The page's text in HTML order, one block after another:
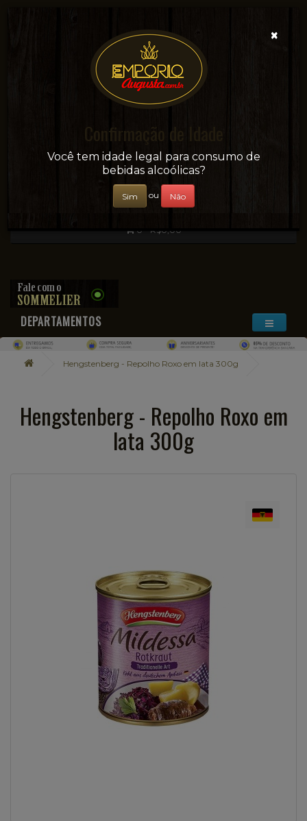
Sua conveniência e adega on-line!
0 - R$0,00
DEPARTAMENTOS
Hengstenberg - Repolho Roxo em lata 300g
Hengstenberg - Repolho Roxo em
lata 300g
×
Confirmação de Idade
Você tem idade legal para consumo de
bebidas alcoólicas?
Sim ou Não